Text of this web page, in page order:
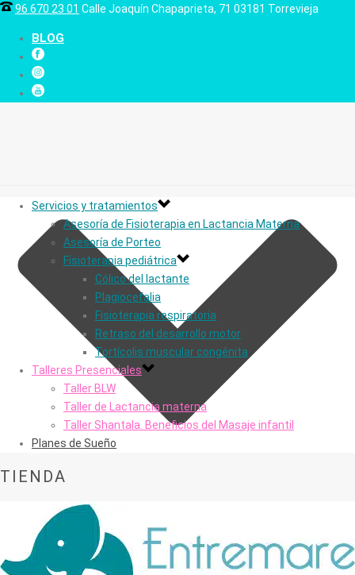
96 670 23 01 Calle Joaquín Chapaprieta, 71 03181 Torrevieja
BLOG
Servicios y tratamientos
Asesoría de Fisioterapia en Lactancia Materna
Asesoría de Porteo
Fisioterapia pediátrica
Cólico del lactante
Plagiocefalia
Fisioterapia respiratoria
Retraso del desarrollo motor
Tortícolis muscular congénita
Talleres Presenciales
Taller BLW
Taller de Lactancia materna
Taller Shantala. Beneficios del Masaje infantil
Planes de Sueño
TIENDA
Tienda»